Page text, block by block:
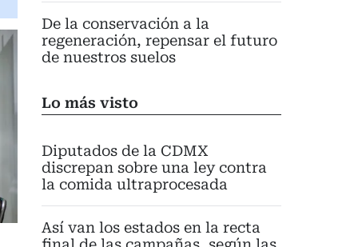
De la conservación a la
regeneración, repensar el futuro
de nuestros suelos
Lo más visto
Diputados de la CDMX
discrepan sobre una ley contra
la comida ultraprocesada
Así van los estados en la recta